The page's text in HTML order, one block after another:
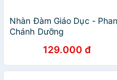
Nhàn Đàm Giáo Dục - Phan
Chánh Dưỡng
129.000 đ